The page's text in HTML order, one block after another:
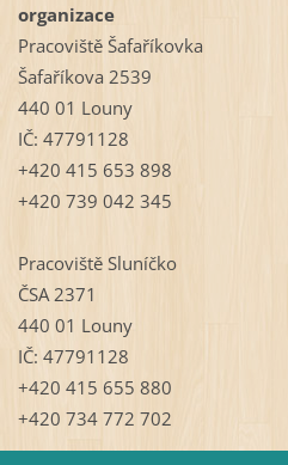
organizace
Pracoviště Šafaříkovka
Šafaříkova 2539
440 01 Louny
IČ: 47791128
+420 415 653 898
+420 739 042 345
Pracoviště Sluníčko
ČSA 2371
440 01 Louny
IČ: 47791128
+420 415 655 880
+420 734 772 702